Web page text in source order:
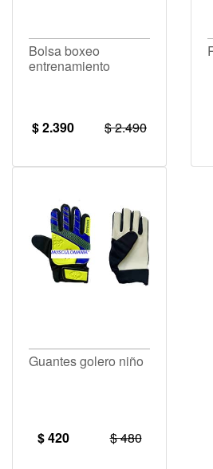
Bolsa boxeo
entrenamiento
$ 2.390 $ 2.490
Guantes golero niño
$ 420 $ 480